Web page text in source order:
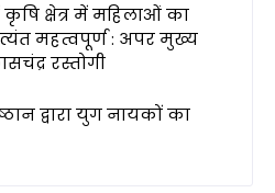
कृषि क्षेत्र में महिलाओं का
महत्वपूर्ण : अपर मुख्य
रस्तोगी
द्वारा युग नायकों का